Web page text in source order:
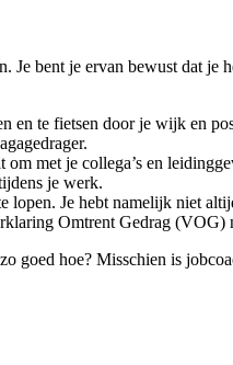
Je bent je ervan bewust dat
en te fietsen door je wijk en
met je collega’s en
je werk.
Je hebt namelijk niet
Omtrent Gedrag
goed hoe? Misschien is